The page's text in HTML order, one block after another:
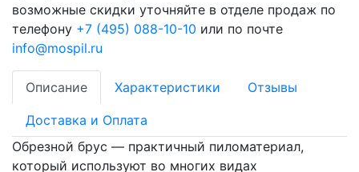
возможные скидки уточняйте в отделе продаж по
телефону +7 (495) 088-10-10 или по почте
info@mospil.ru
Описание Характеристики Отзывы
Доставка и Оплата
Обрезной брус — практичный пиломатериал,
который используют во многих видах